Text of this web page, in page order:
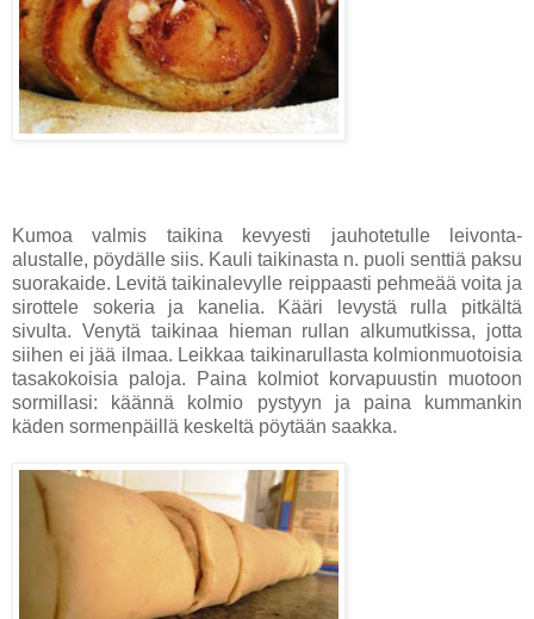
Kumoa valmis taikina kevyesti jauhotetulle leivonta-
alustalle, pöydälle siis. Kauli taikinasta n. puoli senttiä paksu
suorakaide. Levitä taikinalevylle reippaasti pehmeää voita ja
sirottele sokeria ja kanelia. Kääri levystä rulla pitkältä
sivulta. Venytä taikinaa hieman rullan alkumutkissa, jotta
siihen ei jää ilmaa. Leikkaa taikinarullasta kolmionmuotoisia
tasakokoisia paloja. Paina kolmiot korvapuustin muotoon
sormillasi: käännä kolmio pystyyn ja paina kummankin
käden sormenpäillä keskeltä pöytään saakka.